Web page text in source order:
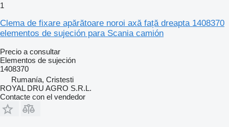
1
Clema de fixare apărătoare noroi axă față dreapta 1408370
elementos de sujeción para Scania camión
Precio a consultar
Elementos de sujeción
1408370
Rumanía, Cristesti
ROYAL DRU AGRO S.R.L.
Contacte con el vendedor